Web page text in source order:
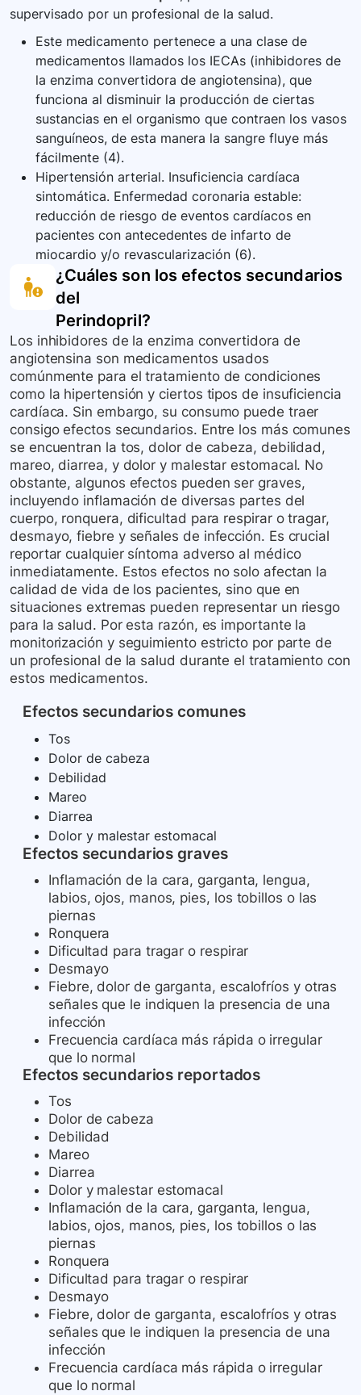
supervisado por un profesional de la salud.
Este medicamento pertenece a una clase de
medicamentos llamados los IECAs (inhibidores de
la enzima convertidora de angiotensina), que
funciona al disminuir la producción de ciertas
sustancias en el organismo que contraen los vasos
sanguíneos, de esta manera la sangre fluye más
fácilmente (4).
Hipertensión arterial. Insuficiencia cardíaca
sintomática. Enfermedad coronaria estable:
reducción de riesgo de eventos cardíacos en
pacientes con antecedentes de infarto de
miocardio y/o revascularización (6).
¿Cuáles son los efectos secundarios
del
Perindopril?
Los inhibidores de la enzima convertidora de
angiotensina son medicamentos usados
comúnmente para el tratamiento de condiciones
como la hipertensión y ciertos tipos de insuficiencia
cardíaca. Sin embargo, su consumo puede traer
consigo efectos secundarios. Entre los más comunes
se encuentran la tos, dolor de cabeza, debilidad,
mareo, diarrea, y dolor y malestar estomacal. No
obstante, algunos efectos pueden ser graves,
incluyendo inflamación de diversas partes del
cuerpo, ronquera, dificultad para respirar o tragar,
desmayo, fiebre y señales de infección. Es crucial
reportar cualquier síntoma adverso al médico
inmediatamente. Estos efectos no solo afectan la
calidad de vida de los pacientes, sino que en
situaciones extremas pueden representar un riesgo
para la salud. Por esta razón, es importante la
monitorización y seguimiento estricto por parte de
un profesional de la salud durante el tratamiento con
estos medicamentos.
Efectos secundarios comunes
Tos
Dolor de cabeza
Debilidad
Mareo
Diarrea
Dolor y malestar estomacal
Efectos secundarios graves
Inflamación de la cara, garganta, lengua,
labios, ojos, manos, pies, los tobillos o las
piernas
Ronquera
Dificultad para tragar o respirar
Desmayo
Fiebre, dolor de garganta, escalofríos y otras
señales que le indiquen la presencia de una
infección
Frecuencia cardíaca más rápida o irregular
que lo normal
Efectos secundarios reportados
Tos
Dolor de cabeza
Debilidad
Mareo
Diarrea
Dolor y malestar estomacal
Inflamación de la cara, garganta, lengua,
labios, ojos, manos, pies, los tobillos o las
piernas
Ronquera
Dificultad para tragar o respirar
Desmayo
Fiebre, dolor de garganta, escalofríos y otras
señales que le indiquen la presencia de una
infección
Frecuencia cardíaca más rápida o irregular
que lo normal